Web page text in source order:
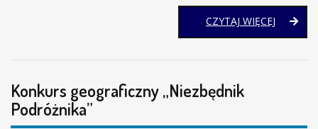
CZYTAJ WIĘCEJ SUKCES
Konkurs geograficzny „Niezbędnik
Podróżnika”